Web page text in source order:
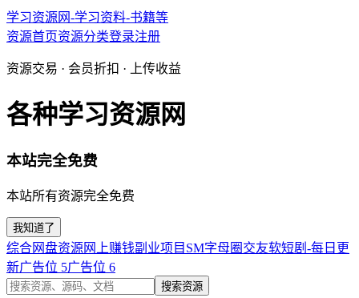
学习资源网-学习资料-书籍等
资源首页资源分类登录注册
资源交易 · 会员折扣 · 上传收益
各种学习资源网
本站完全免费
本站所有资源完全免费
我知道了
综合网盘资源 网上赚钱副业项目 SM字母圈交友软短剧-每日更
新广告位 5广告位 6
搜索资源